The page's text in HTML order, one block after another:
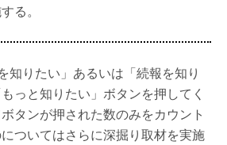
る。
知りたい」あるいは「続報を知り
っと知りたい」ボタンを押してく
タンが押された数のみをカウント
ついてはさらに深掘り取材を実施